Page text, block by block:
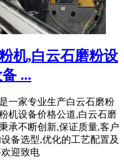
机,白云石磨粉设
...
一家专业生产白云石磨粉
机设备价格公道,白云石磨
承不断创新,保证质量,客户
备选型,优化的工艺配置及
迎致电